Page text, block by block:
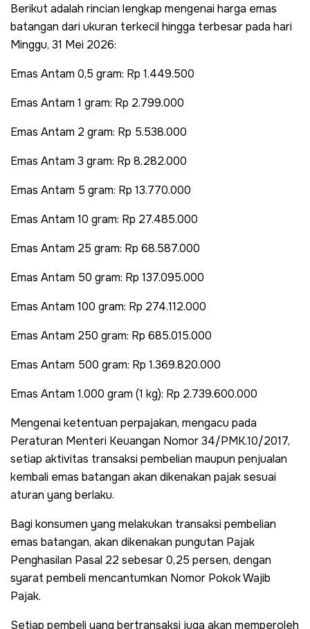
Berikut adalah rincian lengkap mengenai harga emas
batangan dari ukuran terkecil hingga terbesar pada hari
Minggu, 31 Mei 2026:
Emas Antam 0,5 gram: Rp 1.449.500
Emas Antam 1 gram: Rp 2.799.000
Emas Antam 2 gram: Rp 5.538.000
Emas Antam 3 gram: Rp 8.282.000
Emas Antam 5 gram: Rp 13.770.000
Emas Antam 10 gram: Rp 27.485.000
Emas Antam 25 gram: Rp 68.587.000
Emas Antam 50 gram: Rp 137.095.000
Emas Antam 100 gram: Rp 274.112.000
Emas Antam 250 gram: Rp 685.015.000
Emas Antam 500 gram: Rp 1.369.820.000
Emas Antam 1.000 gram (1 kg): Rp 2.739.600.000
Mengenai ketentuan perpajakan, mengacu pada
Peraturan Menteri Keuangan Nomor 34/PMK.10/2017,
setiap aktivitas transaksi pembelian maupun penjualan
kembali emas batangan akan dikenakan pajak sesuai
aturan yang berlaku.
Bagi konsumen yang melakukan transaksi pembelian
emas batangan, akan dikenakan pungutan Pajak
Penghasilan Pasal 22 sebesar 0,25 persen, dengan
syarat pembeli mencantumkan Nomor Pokok Wajib
Pajak.
Setiap pembeli yang bertransaksi juga akan memperoleh